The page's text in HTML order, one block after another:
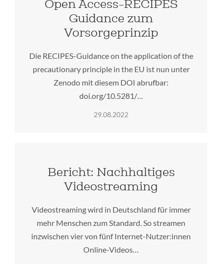
Open Access-RECIPES
Guidance zum
Vorsorgeprinzip
Die RECIPES-Guidance on the application of the
precautionary principle in the EU ist nun unter
Zenodo mit diesem DOI abrufbar:
doi.org/10.5281/…
29.08.2022
Bericht: Nachhaltiges
Videostreaming
Videostreaming wird in Deutschland für immer
mehr Menschen zum Standard. So streamen
inzwischen vier von fünf Internet-Nutzer:innen
Online-Videos…